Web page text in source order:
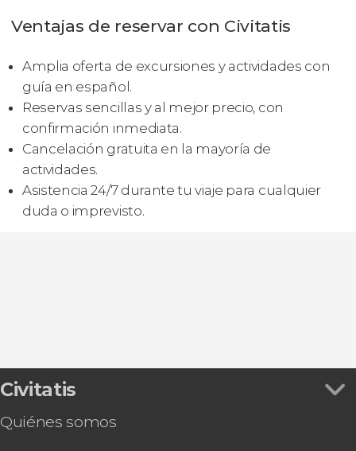
Ventajas de reservar con Civitatis
Amplia oferta de excursiones y actividades con
guía en español.
Reservas sencillas y al mejor precio, con
confirmación inmediata.
Cancelación gratuita en la mayoría de
actividades.
Asistencia 24/7 durante tu viaje para cualquier
duda o imprevisto.
Civitatis
Quiénes somos